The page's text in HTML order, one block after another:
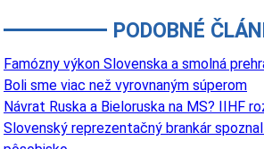
PODOBNÉ
Famózny výkon Slovenska a smolná
Boli sme viac než vyrovnaným súperom
Návrat Ruska a Bieloruska na MS? IIHF
Slovenský reprezentačný brankár